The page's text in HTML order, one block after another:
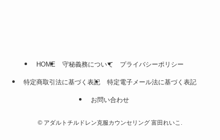
HOME 守秘義務について プライバシーポリシー
特定商取引法に基づく表記 特定電子メール法に基づく表記
お問い合わせ
© アダルトチルドレン克服カウンセリング 富田れいこ.